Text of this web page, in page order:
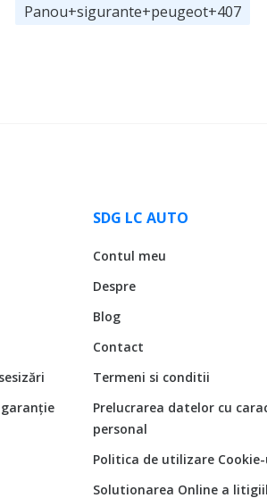
Panou+sigurante+peugeot+407
SDG LC AUTO
Contul meu
Despre
Blog
Contact
Termeni si conditii
Prelucrarea datelor cu
personal
Politica de utilizare
Solutionarea Online a